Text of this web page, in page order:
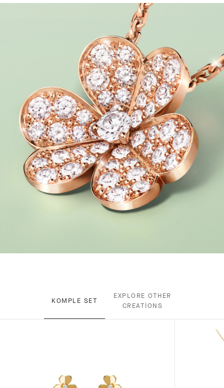
KOMPLE SET
EXPLORE OTHER
CREATIONS